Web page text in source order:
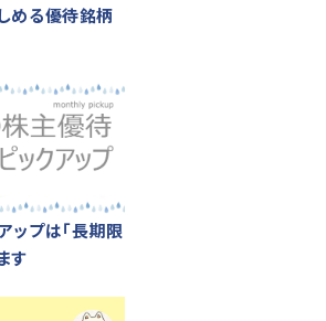
める優待銘柄
ップは「長期限
す